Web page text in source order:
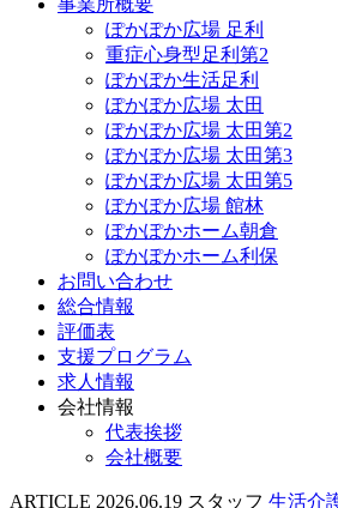
事業所概要
ぽかぽか広場 足利
重症心身型足利第2
ぽかぽか生活足利
ぽかぽか広場 太田
ぽかぽか広場 太田第2
ぽかぽか広場 太田第3
ぽかぽか広場 太田第5
ぽかぽか広場 館林
ぽかぽかホーム朝倉
ぽかぽかホーム利保
お問い合わせ
総合情報
評価表
支援プログラム
求人情報
会社情報
代表挨拶
会社概要
ARTICLE 2026.06.19 スタッフ 生活介